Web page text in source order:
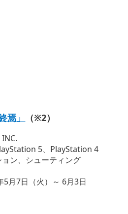
焉」 （※2）
5、PlayStation 4
ョン、シューティング
5月7日（火）～ 6月3日